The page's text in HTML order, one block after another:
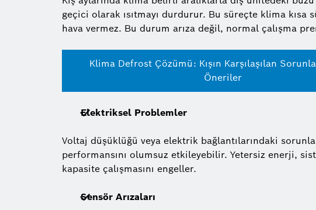
geçici olarak ısıtmayı durdurur. Bu süreçte klima kısa
hava vermez. Bu durum arıza değil, normal çalışma
Klima Defrost Çözümü: Kışın Karşılaşılan
Öneriler
Elektriksel Problemler
Voltaj düşüklüğü veya elektrik bağlantılarındaki
performansını olumsuz etkileyebilir. Yetersiz enerji,
kapasite çalışmasını engeller.
Sensör Arızaları